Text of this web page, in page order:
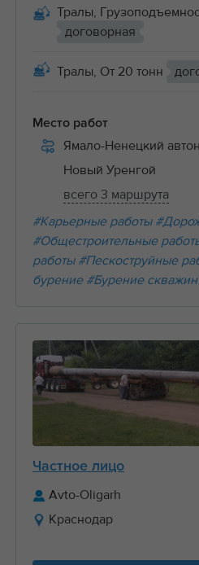
Тралы,
договорная
Тралы, От 20 тонн
Место работ
Ямало-Ненецкий
Новый Уренгой
всего 3 маршрута
#Карьерные работы
#Общестроительные
работы #Пескоструйные
бурение #Бурение
Частное лицо
Avto-Oligarh
Краснодар